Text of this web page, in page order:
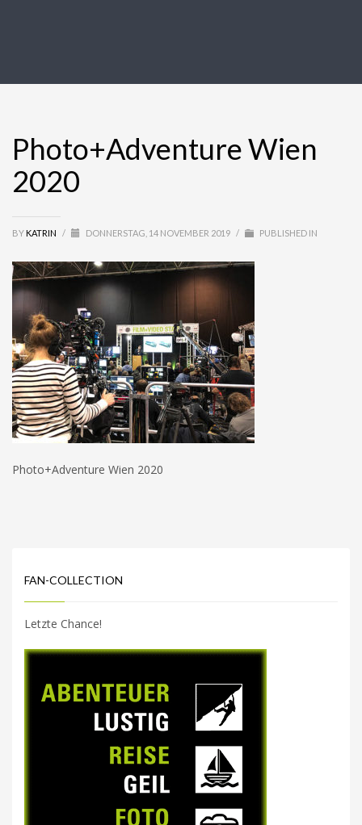
Photo+Adventure Wien
2020
BY KATRIN / DONNERSTAG, 14 NOVEMBER 2019 / PUBLISHED IN
Photo+Adventure Wien 2020
FAN-COLLECTION
Letzte Chance!